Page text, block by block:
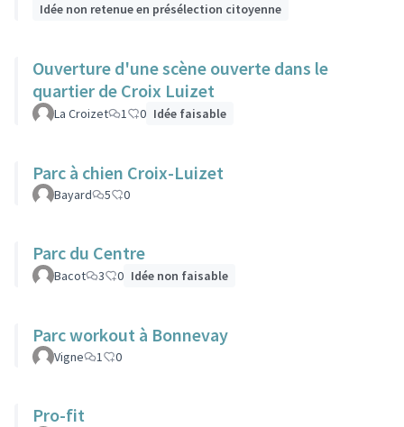
Idée non retenue en présélection citoyenne
Ouverture d'une scène ouverte dans le
quartier de Croix Luizet
La Croizet 1 0 Idée faisable
Parc à chien Croix-Luizet
Bayard 5 0
Parc du Centre
Bacot 3 0 Idée non faisable
Parc workout à Bonnevay
Vigne 1 0
Pro-fit